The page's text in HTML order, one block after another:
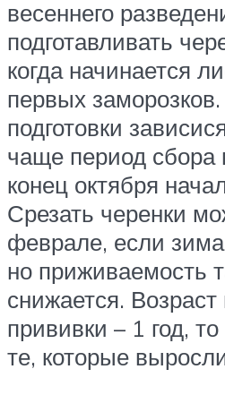
весеннего
подготавливать
когда начинается
первых
подготовки
чаще период сбора
конец октября
Срезать черенки
феврале, если
но приживаемость
снижается.
прививки – 1 год,
те, которые